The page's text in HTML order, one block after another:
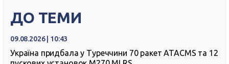
ДО ТЕМИ
09.08.2026 | 10:43
Україна придбала у Туреччини 70 ракет ATACMS та 12